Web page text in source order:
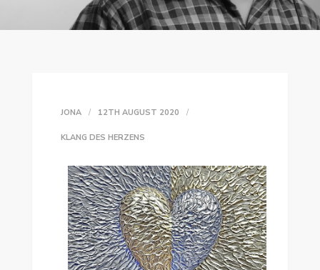
JONA 12TH AUGUST 2020
KLANG DES HERZENS